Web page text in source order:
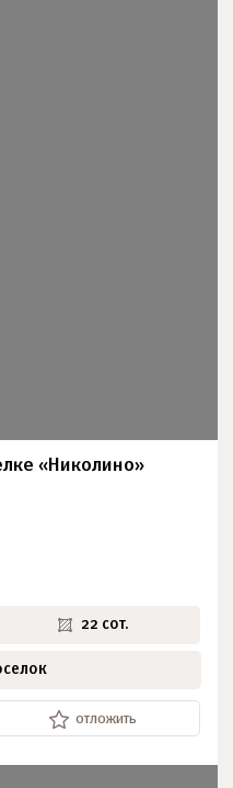
«Николино»
22 сот.
отложить